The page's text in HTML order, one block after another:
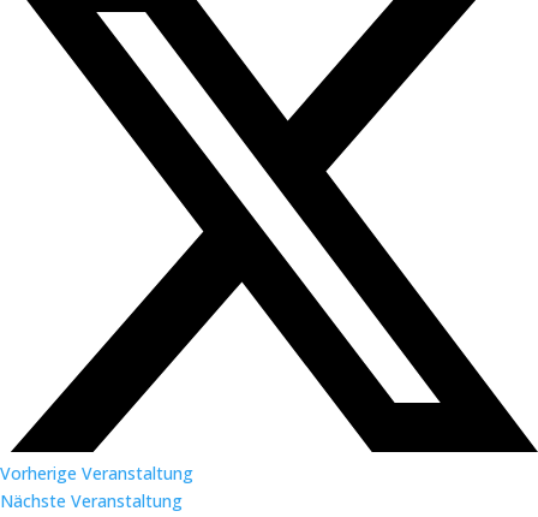
Vorherige Veranstaltung
Nächste Veranstaltung